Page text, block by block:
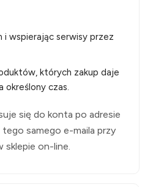
wspierając serwisy przez
których zakup daje
określony czas.
się do konta po adresie
samego e-maila przy
sklepie on-line.